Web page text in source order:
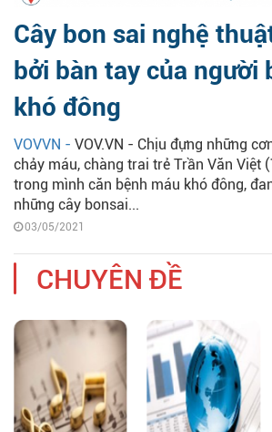
Cây bon sai nghệ
bởi bàn tay của người
khó đông
VOVVN - VOV.VN - Chịu đựng những
chảy máu, chàng trai trẻ Trần Văn Việt
trong mình căn bệnh máu khó đông,
những cây bonsai...
03/05/2021
CHUYÊN ĐỀ